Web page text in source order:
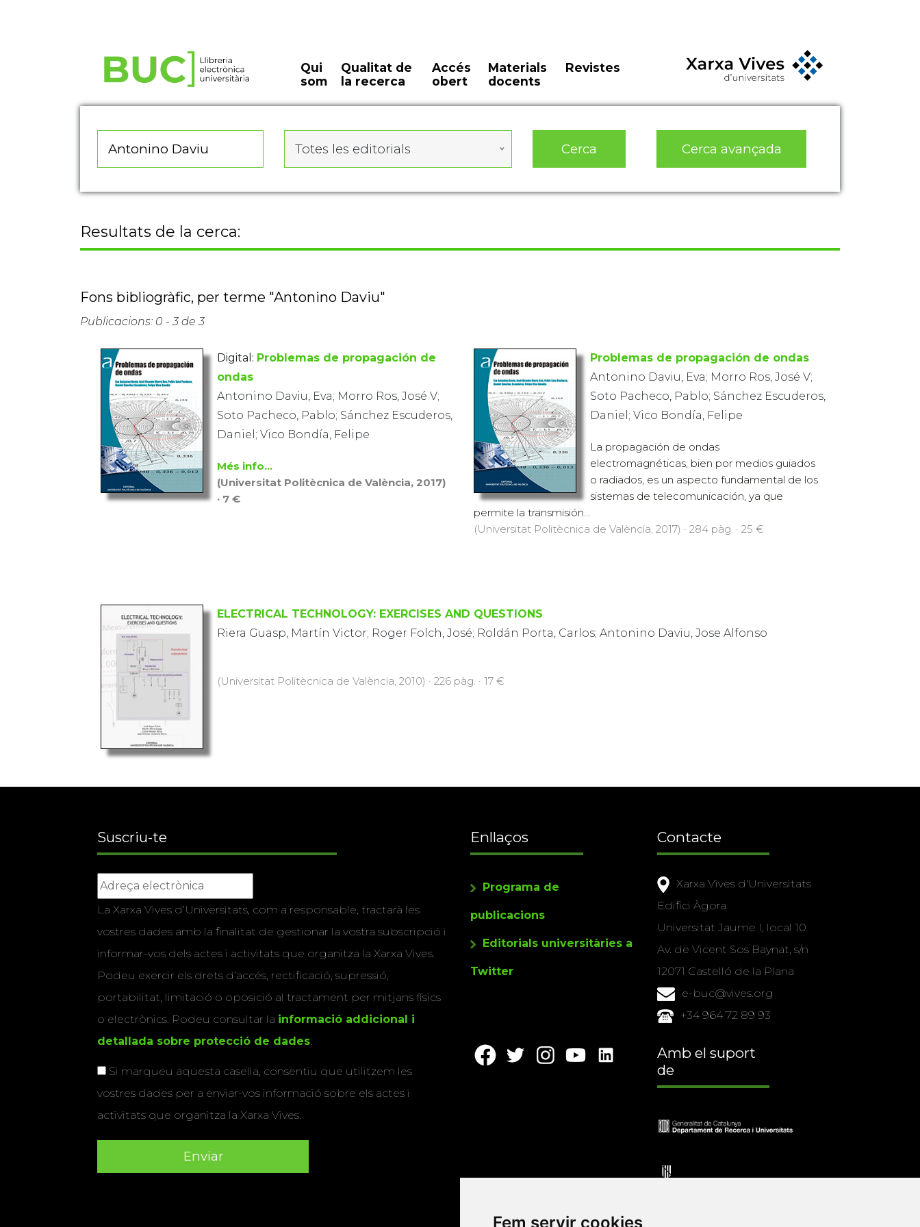
Fem servir cookies
Qui
som
Qualitat de
la recerca
Accés
obert
Materials
docents
Revistes
Totes les editorials Cerca Cerca avançada
Resultats de la cerca:
Fons bibliogràfic, per terme "Antonino Daviu"
Publicacions: 0 - 3 de 3
Digital: Problemas de propagación de
ondas
Antonino Daviu, Eva; Morro Ros, José V;
Soto Pacheco, Pablo; Sánchez Escuderos,
Daniel; Vico Bondía, Felipe
Més info...
(Universitat Politècnica de València, 2017)
· 7 €
Problemas de propagación de ondas
Antonino Daviu, Eva; Morro Ros, José V;
Soto Pacheco, Pablo; Sánchez Escuderos,
Daniel; Vico Bondía, Felipe
La propagación de ondas
electromagnéticas, bien por medios guiados
o radiados, es un aspecto fundamental de los
sistemas de telecomunicación, ya que
permite la transmisión...
(Universitat Politècnica de València, 2017) · 284 pàg. · 25 €
ELECTRICAL TECHNOLOGY: EXERCISES AND QUESTIONS
Riera Guasp, Martín Victor; Roger Folch, José; Roldán Porta, Carlos; Antonino Daviu, Jose Alfonso
(Universitat Politècnica de València, 2010) · 226 pàg. · 17 €
Suscriu-te
La Xarxa Vives d’Universitats, com a responsable, tractarà les
vostres dades amb la finalitat de gestionar la vostra subscripció i
informar-vos dels actes i activitats que organitza la Xarxa Vives.
Podeu exercir els drets d’accés, rectificació, supressió,
portabilitat, limitació o oposició al tractament per mitjans físics
o electrònics. Podeu consultar la informació addicional i
detallada sobre protecció de dades.
Si marqueu aquesta casella, consentiu que utilitzem les
vostres dades per a enviar-vos informació sobre els actes i
activitats que organitza la Xarxa Vives.
Enllaços
Programa de
publicacions
Editorials universitàries a
Twitter
Contacte
Xarxa Vives d'Universitats
Edifici Àgora
Universitat Jaume I, local 10
Av. de Vicent Sos Baynat, s/n
12071 Castelló de la Plana
e-buc@vives.org
+34 964 72 89 93
Amb el suport
de